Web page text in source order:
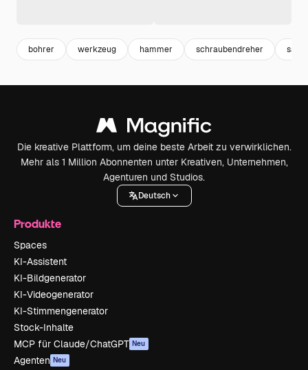
bohrer werkzeug hammer schraubendreher säge
Die kreative Plattform, um deine beste Arbeit zu verwirklichen.
Mehr als 1 Million Abonnenten unter Kreativen, Unternehmen,
Agenturen und Studios.
Deutsch
Produkte
Spaces
KI-Assistent
KI-Bildgenerator
KI-Videogenerator
KI-Stimmengenerator
Stock-Inhalte
MCP für Claude/ChatGPT Neu
Agenten Neu